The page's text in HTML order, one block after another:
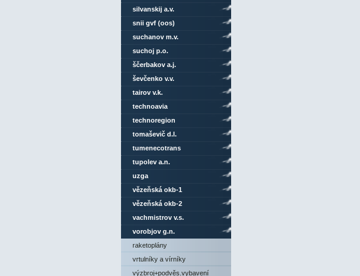
silvanskij a.v.
snii gvf (oos)
suchanov m.v.
suchoj p.o.
ščerbakov a.j.
ševčenko v.v.
tairov v.k.
technoavia
technoregion
tomaševič d.l.
tumenecotrans
tupolev a.n.
uzga
vězeňská okb-1
vězeňská okb-2
vachmistrov v.s.
vorobjov g.n.
raketoplány
vrtulníky a vírníky
výzbroj+podvěs.vybavení